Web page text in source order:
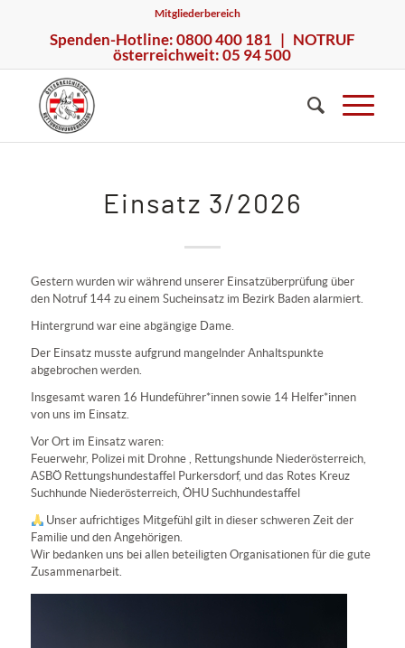
Mitgliederbereich
Spenden-Hotline: 0800 400 181 | NOTRUF
österreichweit: 05 94 500
Einsatz 3/2026
Gestern wurden wir während unserer Einsatzüberprüfung über
den Notruf 144 zu einem Sucheinsatz im Bezirk Baden alarmiert.
Hintergrund war eine abgängige Dame.
Der Einsatz musste aufgrund mangelnder Anhaltspunkte
abgebrochen werden.
Insgesamt waren 16 Hundeführer*innen sowie 14 Helfer*innen
von uns im Einsatz.
Vor Ort im Einsatz waren:
Feuerwehr, Polizei mit Drohne , Rettungshunde Niederösterreich,
ASBÖ Rettungshundestaffel Purkersdorf, und das Rotes Kreuz
Suchhunde Niederösterreich, ÖHU Suchhundestaffel
Unser aufrichtiges Mitgefühl gilt in dieser schweren Zeit der
Familie und den Angehörigen.
Wir bedanken uns bei allen beteiligten Organisationen für die gute
Zusammenarbeit.